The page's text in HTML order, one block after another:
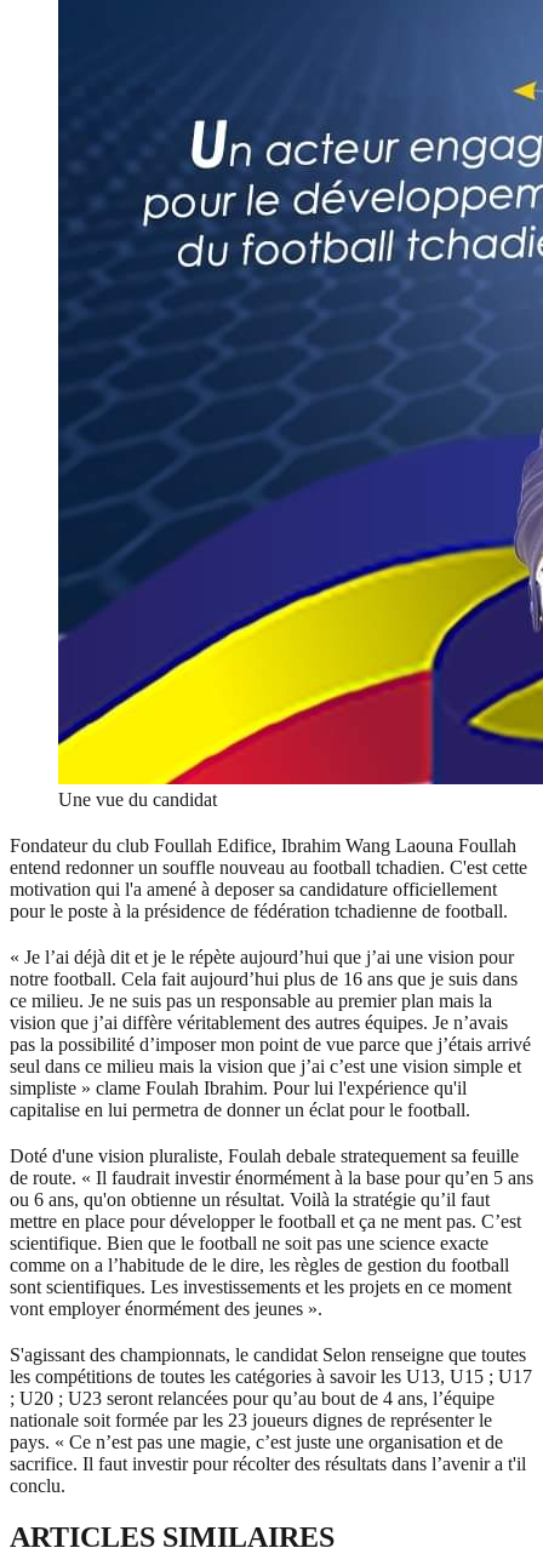
Une vue du candidat
Fondateur du club Foullah Edifice, Ibrahim Wang Laouna Foullah
entend redonner un souffle nouveau au football tchadien. C'est cette
motivation qui l'a amené à deposer sa candidature officiellement
pour le poste à la présidence de fédération tchadienne de football.
« Je l’ai déjà dit et je le répète aujourd’hui que j’ai une vision pour
notre football. Cela fait aujourd’hui plus de 16 ans que je suis dans
ce milieu. Je ne suis pas un responsable au premier plan mais la
vision que j’ai diffère véritablement des autres équipes. Je n’avais
pas la possibilité d’imposer mon point de vue parce que j’étais arrivé
seul dans ce milieu mais la vision que j’ai c’est une vision simple et
simpliste » clame Foulah Ibrahim. Pour lui l'expérience qu'il
capitalise en lui permetra de donner un éclat pour le football.
Doté d'une vision pluraliste, Foulah debale stratequement sa feuille
de route. « Il faudrait investir énormément à la base pour qu’en 5 ans
ou 6 ans, qu'on obtienne un résultat. Voilà la stratégie qu’il faut
mettre en place pour développer le football et ça ne ment pas. C’est
scientifique. Bien que le football ne soit pas une science exacte
comme on a l’habitude de le dire, les règles de gestion du football
sont scientifiques. Les investissements et les projets en ce moment
vont employer énormément des jeunes ».
S'agissant des championnats, le candidat Selon renseigne que toutes
les compétitions de toutes les catégories à savoir les U13, U15 ; U17
; U20 ; U23 seront relancées pour qu’au bout de 4 ans, l’équipe
nationale soit formée par les 23 joueurs dignes de représenter le
pays. « Ce n’est pas une magie, c’est juste une organisation et de
sacrifice. Il faut investir pour récolter des résultats dans l’avenir a t'il
conclu.
ARTICLES SIMILAIRES